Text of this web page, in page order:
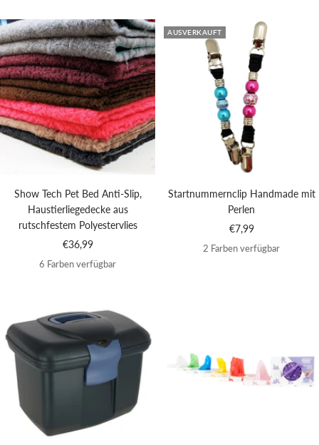
Show Tech Pet Bed Anti-Slip,
Haustierliegedecke aus
rutschfestem Polyestervlies
Angebotspreis
€36,99
6 Farben verfügbar
AUSVERKAUFT
Startnummernclip Handmade mit
Perlen
Angebotspreis
€7,99
2 Farben verfügbar